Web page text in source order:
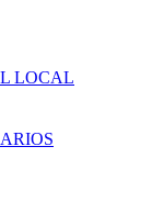
LOCAL